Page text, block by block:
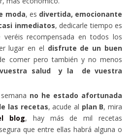
moda, es divertida, emocionante
inmediatos, dedicarle tiempo es
veréis recompensada en todos los
lugar en el disfrute de un buen
comer pero también y no menos
salud y la de vuestra
no he estado afortunada
las recetas, acude al plan B, mira
blog, hay más de mil recetas
que entre ellas habrá alguna o